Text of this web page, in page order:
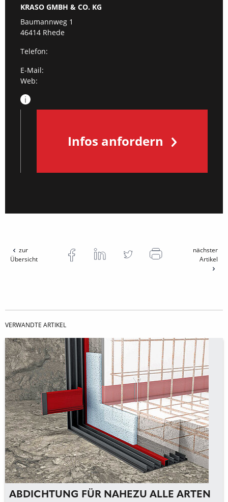
KRASO GMBH & CO. KG
Baumannweg 1
46414 Rhede
Telefon:
E-Mail:
Web:
Infos anfordern
zur
Übersicht
nächster
Artikel
VERWANDTE ARTIKEL
ABDICHTUNG FÜR NAHEZU ALLE ARTEN